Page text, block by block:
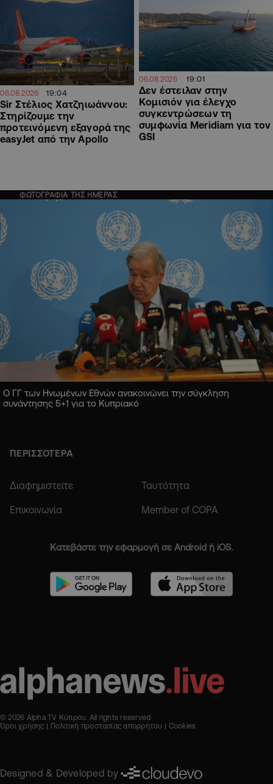
06.08.2026 19:04
Sir Στέλιος Χατζηιωάννου:
Στηρίζουμε την
προτεινόμενη εξαγορά της
easyJet από την Apollo
06.08.2026 19:01
Δεν έστειλαν στην
Κομισιόν για έλεγχο
συγκεντρώσεων τη
συμφωνία Meridiam για τον
GSI
ΦΩΤΟΓΡΑΦΙΑ ΤΗΣ ΗΜΕΡΑΣ
Ο ΓΓ των Ηνωμένων Εθνών ανακοινώνει την σύγκληση
συνάντησης 5+1 για το Κυπριακό
ΠΕΡΙΣΣΟΤΕΡΑ
Διαφημιστείτε Ταυτότητα
Επικοινωνία Member of COPA
Κατεβάστε την εφαρμογή σε Android ή iOS.
© 2026 Alpha TV Κύπρου. All rights reserved
Όροι χρήσης
Πολιτική προστασίας απορρήτου Cookies
Designed & Developed by